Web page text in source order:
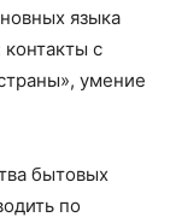
языка
контакты с
умение
бытовых
по